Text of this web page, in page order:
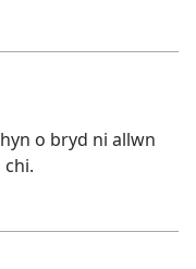
o bryd ni allwn